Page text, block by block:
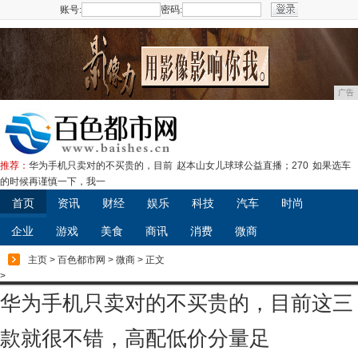
账号: 密码:
广告
推荐： 华为手机只卖对的不买贵的，目前 赵本山女儿球球公益直播；270 如果选车
的时候再谨慎一下，我一
首页 资讯 财经 娱乐 科技 汽车 时尚
企业 游戏 美食 商讯 消费 微商
主页 > 百色都市网 > 微商 > 正文
>
华为手机只卖对的不买贵的，目前这三
款就很不错，高配低价分量足